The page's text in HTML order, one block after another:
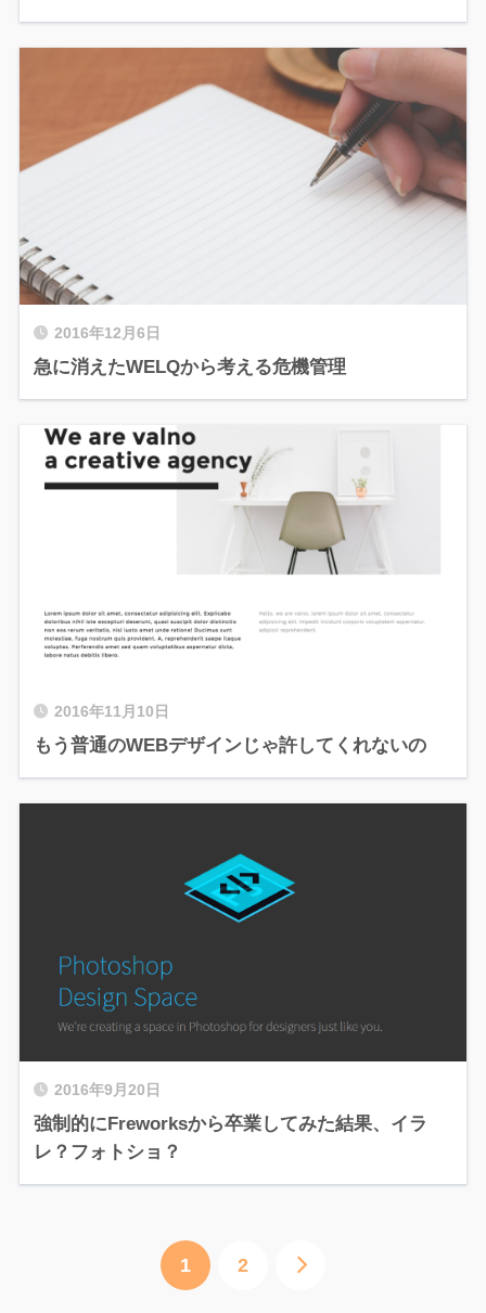
2016年12月6日
急に消えたWELQから考える危機管理
2016年11月10日
もう普通のWEBデザインじゃ許してくれないの
2016年9月20日
強制的にFreworksから卒業してみた結果、イラ
レ？フォトショ？
1 2